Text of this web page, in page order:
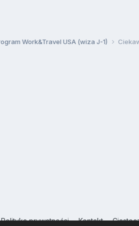
Work&Travel USA (wiza J-1)
Polityka prywatności Kontakt